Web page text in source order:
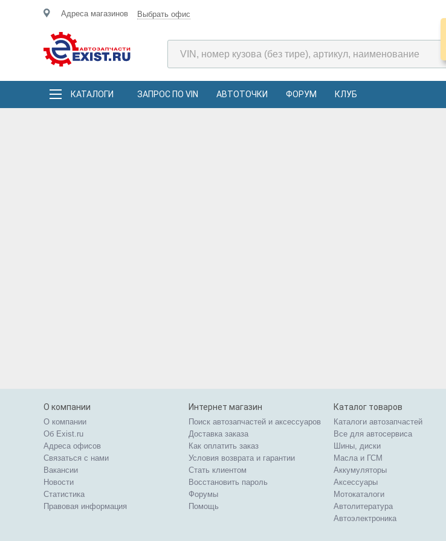
Адреса магазинов Выбрать офис
КАТАЛОГИ ЗАПРОС ПО VIN АВТОТОЧКИ ФОРУМ КЛУБ
О компании
О компании
Об Exist.ru
Адреса офисов
Связаться с нами
Вакансии
Новости
Статистика
Правовая информация
Интернет магазин
Поиск автозапчастей и аксессуаров
Доставка заказа
Как оплатить заказ
Условия возврата и гарантии
Стать клиентом
Восстановить пароль
Форумы
Помощь
Каталог товаров
Каталоги автозапчастей
Все для автосервиса
Шины, диски
Масла и ГСМ
Аккумуляторы
Аксессуары
Мотокаталоги
Автолитература
Автоэлектроника